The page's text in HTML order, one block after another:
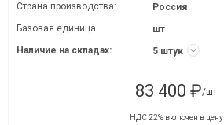
Страна производства:
Россия
Базовая единица:
шт
Наличие на складах:
5 штук
83 400 ₽/шт
НДС 22% включен в цену